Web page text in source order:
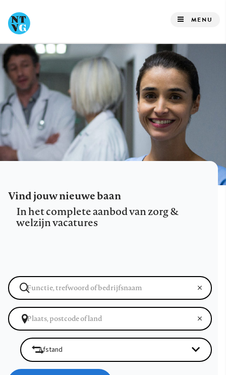
naar
de
inhoud
gaan
MENU
Vind jouw nieuwe baan
In het complete aanbod van zorg &
welzijn vacatures